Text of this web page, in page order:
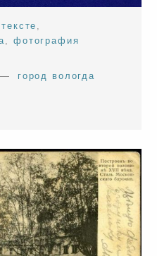
,
, фотография
город вологда